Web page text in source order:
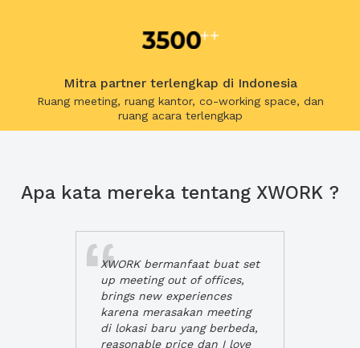
Mitra partner terlengkap di Indonesia
Ruang meeting, ruang kantor, co-working space, dan
ruang acara terlengkap
Apa kata mereka tentang XWORK ?
XWORK bermanfaat buat set
up meeting out of offices,
brings new experiences
karena merasakan meeting
di lokasi baru yang berbeda,
reasonable price dan I love